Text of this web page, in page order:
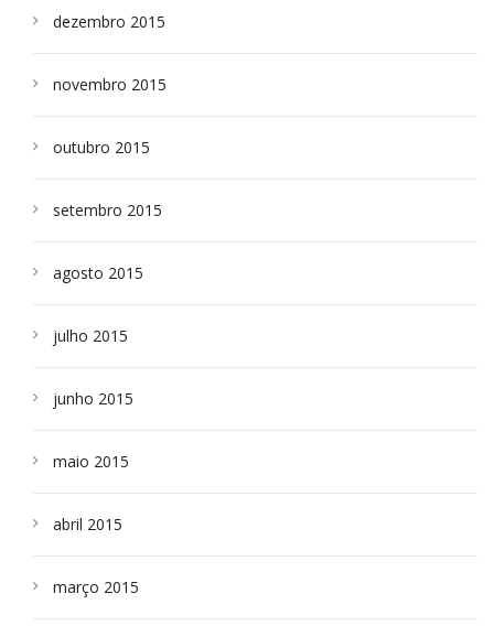
dezembro 2015
novembro 2015
outubro 2015
setembro 2015
agosto 2015
julho 2015
junho 2015
maio 2015
abril 2015
março 2015